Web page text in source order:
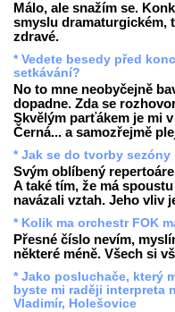
Málo, ale snažím se.
smyslu dramaturgickém,
zdravé.
* Vedete besedy před
setkávání?
No to mne neobyčejně
dopadne. Zda se
Skvělým parťákem je mi
Černá... a samozřejmě
* Jak se do tvorby
Svým oblíbený
A také tím, že má
navázali vztah. Jeho vliv
* Kolik ma orchestr FOK
Přesné číslo nevím,
některé méně. Všech si
* Jako posluchače, který
byste mi raději interpreta
Vladimír, Holešovice